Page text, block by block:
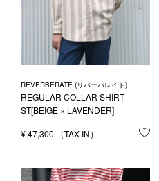
REVERBERATE (リバーバレイト)
REGULAR COLLAR SHIRT-
ST[BEIGE × LAVENDER]
¥47,300